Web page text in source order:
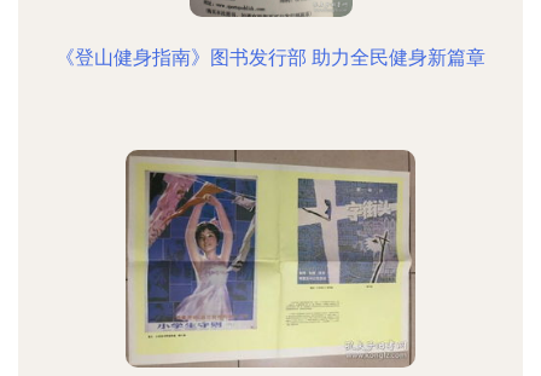
《登山健身指南》图书发行部 助力全民健身新篇章